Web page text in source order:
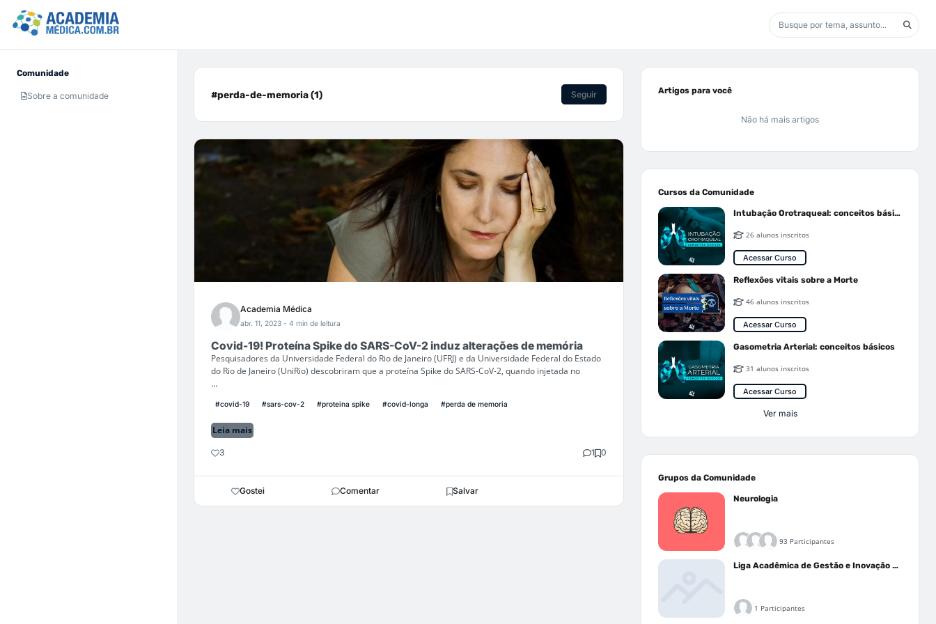
Comunidade
Sobre a comunidade #perda-de-memoria (1) Seguir
Academia Médica
abr. 11, 2023 - 4 min de leitura
Covid-19! Proteína Spike do SARS-CoV-2 induz alterações de memória
Pesquisadores da Universidade Federal do Rio de Janeiro (UFRJ) e da Universidade Federal do Estado
do Rio de Janeiro (UniRio) descobriram que a proteína Spike do SARS-CoV-2, quando injetada no
...
#covid-19 #sars-cov-2 #proteina spike #covid-longa #perda de memoria
Leia mais
3 1 0
Gostei Comentar Salvar
Artigos para você
Não há mais artigos
Cursos da Comunidade
Intubação Orotraqueal: conceitos básicos
26 alunos inscritos
Acessar Curso
Reflexões vitais sobre a Morte
46 alunos inscritos
Acessar Curso
Gasometria Arterial: conceitos básicos
31 alunos inscritos
Acessar Curso
Ver mais
Grupos da Comunidade
Neurologia
93 Participantes
Liga Acadêmica de Gestão e Inovação Médica - LAGIM
1 Participantes